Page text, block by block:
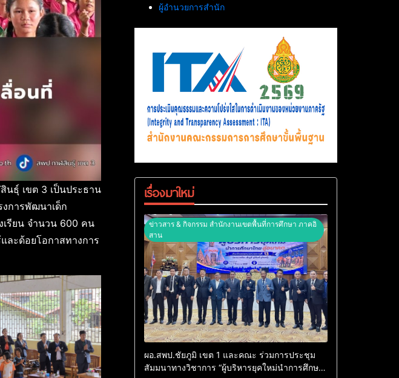
ธุ์ เขต 3 เป็นประธาน
การพัฒนาเด็ก
เรียน จำนวน 600 คน
ละด้อยโอกาสทางการ
ผู้อำนวยการสำนัก
เรื่องมาใหม่
ข่าวสาร & กิจกรรม สำนักงานเขตพื้นที่การศึกษา ภาคอิ
สาน
ผอ.สพป.ชัยภูมิ เขต 1 และคณะ ร่วมการประชุม
สัมมนาทางวิชาการ “ผู้บริหารยุคใหม่นำการศึกษา